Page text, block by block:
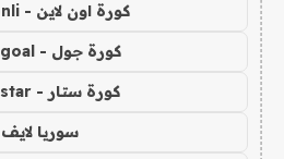
كورة اون لاين - kora onli
كورة جول - kora goal
كورة ستار - kora star
سوريا لايف